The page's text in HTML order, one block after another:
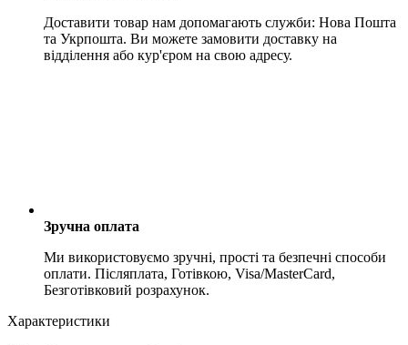
Доставити товар нам допомагають служби: Нова Пошта
та Укрпошта. Ви можете замовити доставку на
відділення або кур'єром на свою адресу.
Зручна оплата
Ми використовуємо зручні, прості та безпечні способи
оплати. Післяплата, Готівкою, Visa/MasterCard,
Безготівковий розрахунок.
Характеристики